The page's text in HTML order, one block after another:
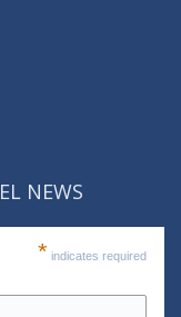
NEWS
* indicates required